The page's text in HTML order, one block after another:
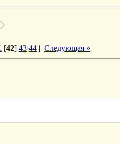
[42] 43 44 | Следующая »